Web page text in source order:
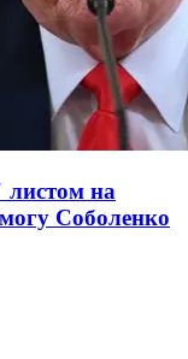
на
Соболенко